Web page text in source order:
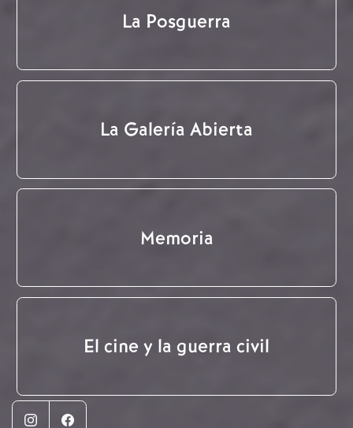
La Posguerra
La Galería Abierta
Memoria
El cine y la guerra civil
InstagramFacebook